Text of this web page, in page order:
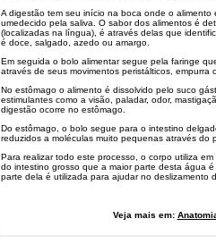
A digestão tem seu início na boca onde o alimento
umedecido pela saliva. O sabor dos alimentos é
(localizadas na língua), é através delas que
é doce, salgado, azedo ou amargo.
Em seguida o bolo alimentar segue pela faringe
através de seus movimentos peristálticos, empurra
No estômago o alimento é dissolvido pelo suco
estimulantes como a visão, paladar, odor,
digestão ocorre no estômago.
Do estômago, o bolo segue para o intestino
reduzidos a moléculas muito pequenas através do
Para realizar todo este processo, o corpo utiliza
do intestino grosso que a maior parte desta água
parte dela é utilizada para ajudar no deslizamento
Veja mais em: